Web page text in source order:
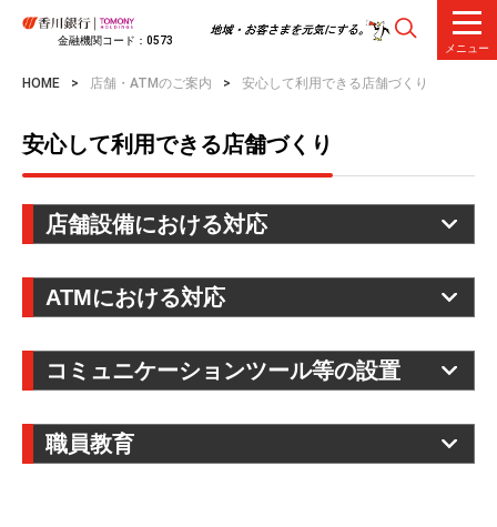
金融機関コード：0573
メニュー
HOME 店舗・ATMのご案内 安心して利用できる店舗づくり
安心して利用できる店舗づくり
店舗設備における対応
店舗新築・改装等のリニューアルの際、バリアフリー
やユニバーサルデザインを取り入れています。また、ロ
ビーへのバリアフリートイレやキッズコーナーの設置
等、お客さまが安心して利用できる店舗づくりを目指し
ATMにおける対応
視覚障がい者対応ATM
ATM付属のハンドセットから流れる音声案内に従い、
ハンドセットにあるプッシュボタンを操作することで、
コミュニケーションツール等の設置
ご高齢のお客さまや聴覚等に障がいのあるお客さま等
にご利用いただけるコミュニケーションツールなどを全
職員教育